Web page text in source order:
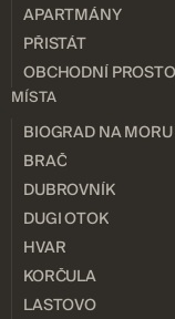
APARTMÁNY
PŘISTÁT
OBCHODNÍ
MÍSTA
BIOGRAD NA MORU
BRAČ
DUBROVNÍK
DUGI OTOK
HVAR
KORČULA
LASTOVO